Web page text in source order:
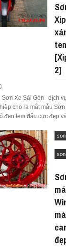
2]
Sơn Xe Sài Gòn dịch
cho ra mắt mẫu
đen tem đấu cực đẹp